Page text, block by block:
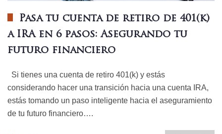
Pasa tu cuenta de retiro de 401(k)
a IRA en 6 pasos: Asegurando tu
futuro financiero
Si tienes una cuenta de retiro 401(k) y estás
considerando hacer una transición hacia una cuenta IRA,
estás tomando un paso inteligente hacia el aseguramiento
de tu futuro financiero….